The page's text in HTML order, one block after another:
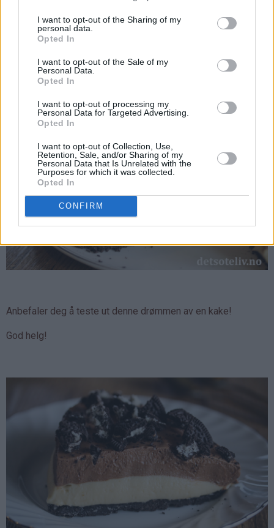
I want to opt-out of the Sharing of my
personal data.
Opted In
I want to opt-out of the Sale of my
Personal Data.
Opted In
I want to opt-out of processing my
Personal Data for Targeted Advertising.
Opted In
I want to opt-out of Collection, Use,
Retention, Sale, and/or Sharing of my
Personal Data that Is Unrelated with the
Purposes for which it was collected.
Opted In
CONFIRM
Kaken holder seg god i flere dager. Oppbevares i
Anbefaler deg å teste ut denne drømmen av en kake!
God helg!